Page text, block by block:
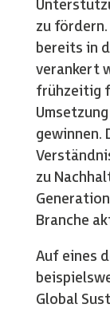
zu
bereits in
verankert
frühzeitig
gewinnen.
zu
Branche
Auf eines
Global